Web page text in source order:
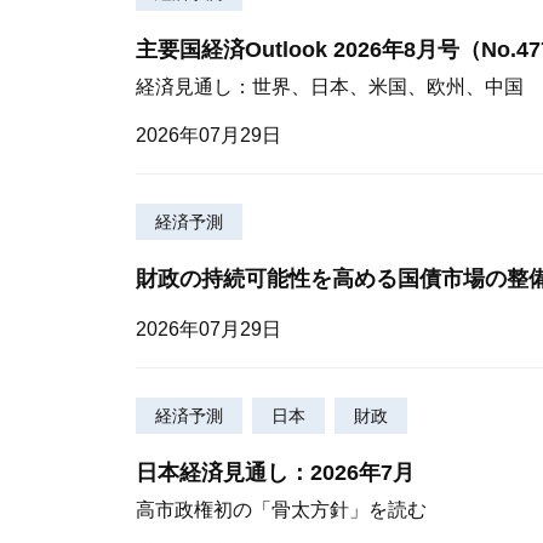
主要国経済Outlook 2026年8月号（
経済見通し：世界、日本、米国、欧州、中国
2026年07月29日
経済予測
財政の持続可能性を高める国債市場の整
2026年07月29日
経済予測 日本 財政
日本経済見通し：2026年7月
高市政権初の「骨太方針」を読む